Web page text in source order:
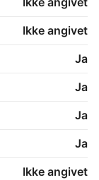
Ikke angivet
Ja
Ja
Ja
Ja
Ikke angivet